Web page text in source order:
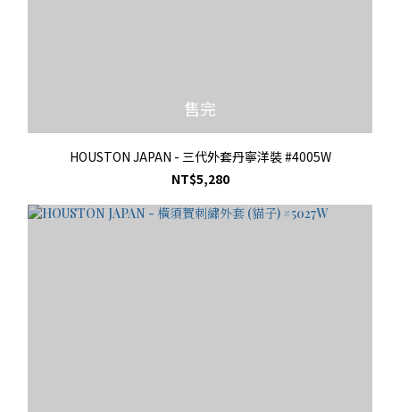
售完
HOUSTON JAPAN - 三代外套丹寧洋裝 #4005W
NT$5,280